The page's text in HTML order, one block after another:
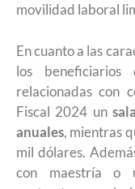
movilidad laboral
En cuanto a las
los beneficiarios
relacionadas con
Fiscal 2024 un
anuales, mientras
mil dólares.
con maestría o